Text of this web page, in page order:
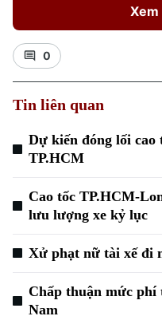
Xem
0
Tin liên quan
Dự kiến đóng lối cao
TP.HCM
Cao tốc TP.HCM-
lưu lượng xe kỷ lục
Xử phạt nữ tài xế đi
Chấp thuận mức phí
Nam